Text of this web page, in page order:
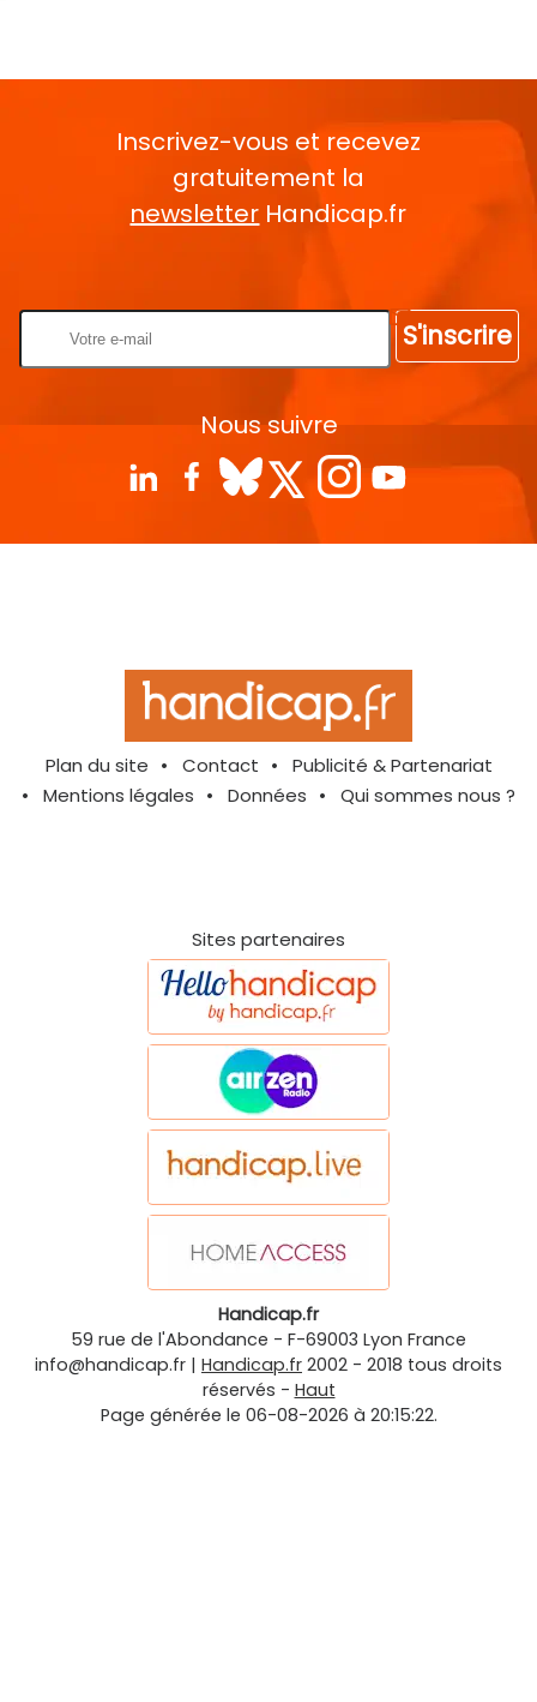
Inscrivez-vous et recevez
gratuitement la
newsletter Handicap.fr
S'inscrire
Nous suivre
Plan du site Contact
Publicité & Partenariat
Mentions légales
Données Qui sommes nous ?
Sites partenaires
Handicap.fr
59 rue de l'Abondance - F-69003 Lyon France
info@handicap.fr | Handicap.fr 2002 - 2018 tous droits
réservés - Haut
Page générée le 06-08-2026 à 20:15:22.